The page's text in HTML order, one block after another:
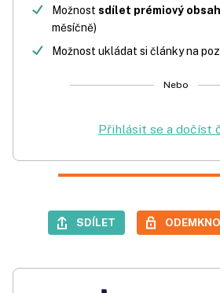
Možnost sdílet prémiový obsah
měsíčně)
Možnost ukládat si články na
Nebo
Přihlásit se a dočíst
SDÍLET